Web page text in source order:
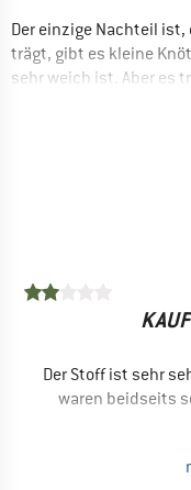
Der einzige Nachteil
trägt, gibt es kleine
sehr weich ist. Aber es
mehrmals getragen
Der Stoff ist sehr
waren beidseits